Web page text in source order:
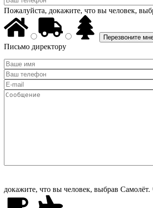
Пожалуйста, докажите, что вы человек,
Письмо директору
докажите, что вы человек, выбрав Самолёт.